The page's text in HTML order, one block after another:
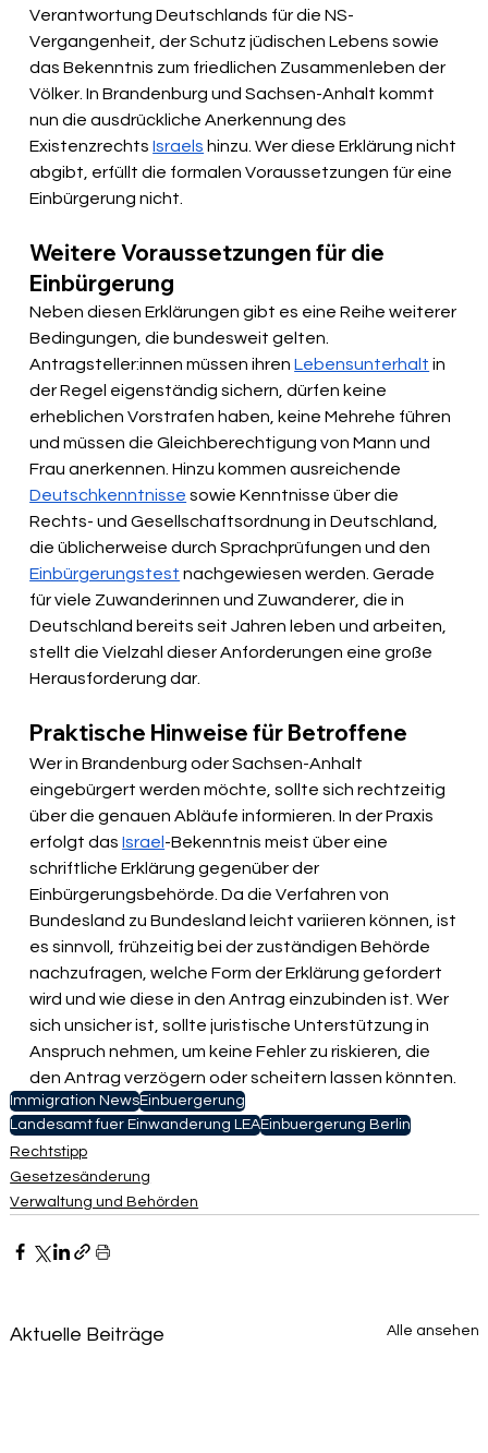
Verantwortung Deutschlands für die NS-
Vergangenheit, der Schutz jüdischen Lebens sowie
das Bekenntnis zum friedlichen Zusammenleben der
Völker. In Brandenburg und Sachsen-Anhalt kommt
nun die ausdrückliche Anerkennung des
Existenzrechts Israels hinzu. Wer diese Erklärung nicht
abgibt, erfüllt die formalen Voraussetzungen für eine
Einbürgerung nicht.
Weitere Voraussetzungen für die
Einbürgerung
Neben diesen Erklärungen gibt es eine Reihe weiterer
Bedingungen, die bundesweit gelten.
Antragsteller:innen müssen ihren Lebensunterhalt in
der Regel eigenständig sichern, dürfen keine
erheblichen Vorstrafen haben, keine Mehrehe führen
und müssen die Gleichberechtigung von Mann und
Frau anerkennen. Hinzu kommen ausreichende
Deutschkenntnisse sowie Kenntnisse über die
Rechts- und Gesellschaftsordnung in Deutschland,
die üblicherweise durch Sprachprüfungen und den
Einbürgerungstest nachgewiesen werden. Gerade
für viele Zuwanderinnen und Zuwanderer, die in
Deutschland bereits seit Jahren leben und arbeiten,
stellt die Vielzahl dieser Anforderungen eine große
Herausforderung dar.
Praktische Hinweise für Betroffene
Wer in Brandenburg oder Sachsen-Anhalt
eingebürgert werden möchte, sollte sich rechtzeitig
über die genauen Abläufe informieren. In der Praxis
erfolgt das Israel -Bekenntnis meist über eine
schriftliche Erklärung gegenüber der
Einbürgerungsbehörde. Da die Verfahren von
Bundesland zu Bundesland leicht variieren können, ist
es sinnvoll, frühzeitig bei der zuständigen Behörde
nachzufragen, welche Form der Erklärung gefordert
wird und wie diese in den Antrag einzubinden ist. Wer
sich unsicher ist, sollte juristische Unterstützung in
Anspruch nehmen, um keine Fehler zu riskieren, die
den Antrag verzögern oder scheitern lassen könnten.
Immigration NewsEinbuergerung
Landesamt fuer Einwanderung LEAEinbuergerung Berlin
Rechtstipp
Gesetzesänderung
Verwaltung und Behörden
Aktuelle Beiträge Alle ansehen